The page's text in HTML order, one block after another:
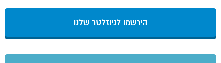
הירשמו לניוזלטר שלנו